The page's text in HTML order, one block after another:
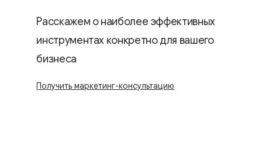
Расскажем о наиболее эффективных
инструментах конкретно для вашего
бизнеса
Получить маркетинг-консультацию